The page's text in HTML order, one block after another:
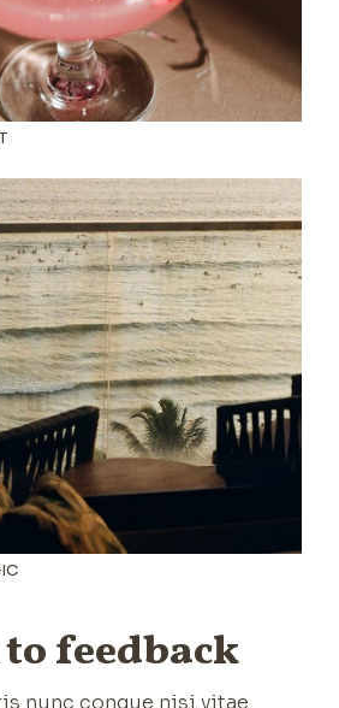
feedback
nunc congue nisi vitae